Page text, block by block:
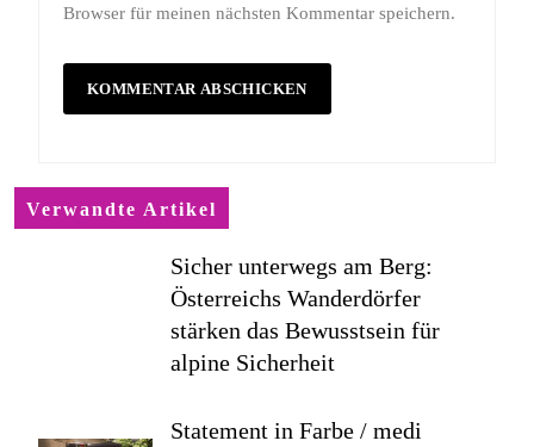
Browser für meinen nächsten Kommentar speichern.
Verwandte Artikel
Sicher unterwegs am Berg:
Österreichs Wanderdörfer
stärken das Bewusstsein für
alpine Sicherheit
Statement in Farbe / medi